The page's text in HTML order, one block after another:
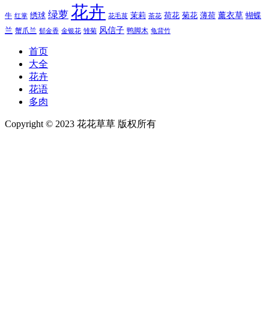
牛 红掌 绣球 绿萝 花卉 花毛茛 茉莉 茶花 荷花 菊花 薄荷 薰衣草 蝴蝶
兰 蟹爪兰 郁金香 金银花 雏菊 风信子 鸭脚木 龟背竹
首页
大全
花卉
花语
多肉
Copyright © 2023 花花草草 版权所有